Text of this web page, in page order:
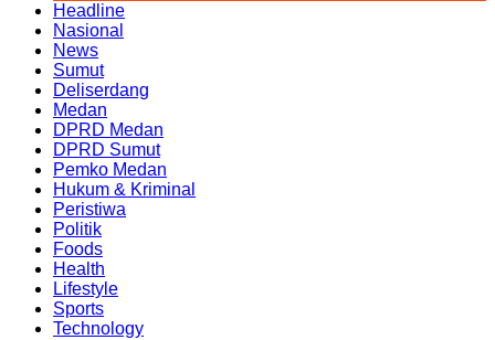
Headline
Nasional
News
Sumut
Deliserdang
Medan
DPRD Medan
DPRD Sumut
Pemko Medan
Hukum & Kriminal
Peristiwa
Politik
Foods
Health
Lifestyle
Sports
Technology